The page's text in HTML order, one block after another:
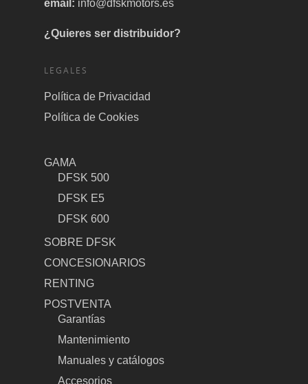
email: info@dfskmotors.es
¿Quieres ser distribuidor?
LEGALES
Política de Privacidad
Política de Cookies
GAMA
DFSK 500
DFSK E5
DFSK 600
SOBRE DFSK
CONCESIONARIOS
RENTING
POSTVENTA
Garantías
Mantenimiento
Manuales y catálogos
Accesorios